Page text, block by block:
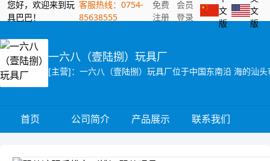
您好，欢迎来到玩
具巴巴！
客服热线：0754-
85638555
免费
注册
会员
登录
文
版
文
版
一六八（壹陆捌）玩具厂
首页 公司简介 产品展示 联系我们